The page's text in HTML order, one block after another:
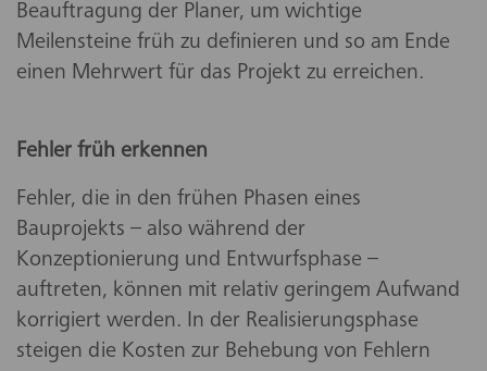
Beauftragung der Planer, um wichtige
Meilensteine früh zu definieren und so am Ende
einen Mehrwert für das Projekt zu erreichen.
Fehler früh erkennen
Fehler, die in den frühen Phasen eines
Bauprojekts – also während der
Konzeptionierung und Entwurfsphase –
auftreten, können mit relativ geringem Aufwand
korrigiert werden. In der Realisierungsphase
steigen die Kosten zur Behebung von Fehlern